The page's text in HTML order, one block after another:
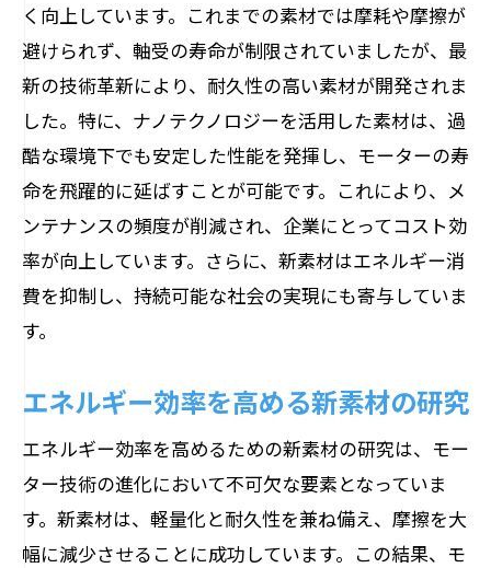
く向上しています。これまでの素材では摩耗や摩擦が
避けられず、軸受の寿命が制限されていましたが、最
新の技術革新により、耐久性の高い素材が開発されま
した。特に、ナノテクノロジーを活用した素材は、過
酷な環境下でも安定した性能を発揮し、モーターの寿
命を飛躍的に延ばすことが可能です。これにより、メ
ンテナンスの頻度が削減され、企業にとってコスト効
率が向上しています。さらに、新素材はエネルギー消
費を抑制し、持続可能な社会の実現にも寄与していま
す。
エネルギー効率を高める新素材の研究
エネルギー効率を高めるための新素材の研究は、モー
ター技術の進化において不可欠な要素となっていま
す。新素材は、軽量化と耐久性を兼ね備え、摩擦を大
幅に減少させることに成功しています。この結果、モ